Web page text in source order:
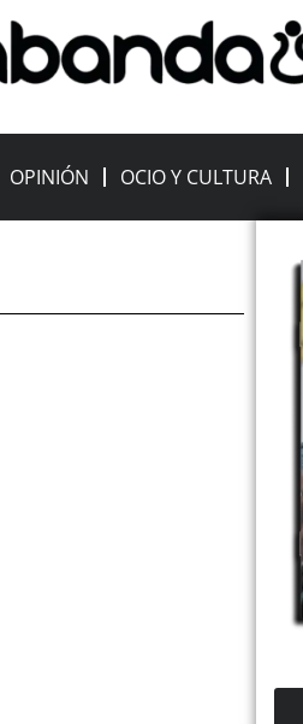
OPINIÓN OCIO Y CULTURA